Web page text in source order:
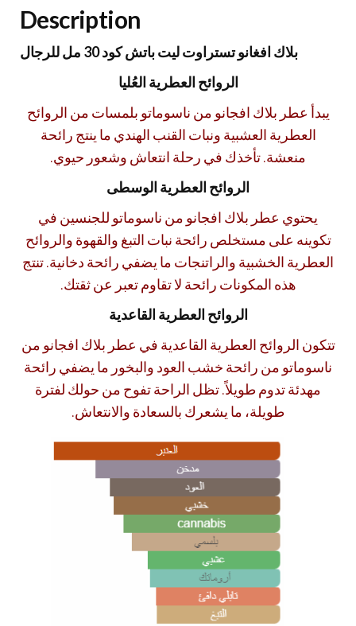
Description
بلاك افغانو تستراوت ليت باتش كود 30 مل للرجال
الروائح العطرية العُليا
يبدأ عطر بلاك افجانو من ناسوماتو بلمسات من الروائح
العطرية العشبية ونبات القنب الهندي ما ينتج رائحة
منعشة. تأخذك في رحلة انتعاش وشعور حيوي.
الروائح العطرية الوسطى
يحتوي عطر بلاك افجانو من ناسوماتو للجنسين في
تكوينه على مستخلص رائحة نبات التبغ والقهوة والروائح
العطرية الخشبية والراتنجات ما يضفي رائحة دخانية. تنتج
هذه المكونات رائحة لا تقاوم تعبر عن ثقتك.
الروائح العطرية القاعدية
تتكون الروائح العطرية القاعدية في عطر بلاك افجانو من
ناسوماتو من رائحة خشب العود والبخور ما يضفي رائحة
مهدئة تدوم طويلاً. تظل الراحة تفوح من حولك لفترة
طويلة، ما يشعرك بالسعادة والانتعاش.